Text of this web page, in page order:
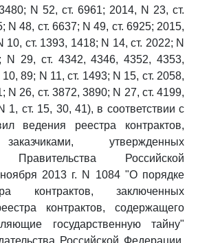
N 52, ст. 6961; 2014, N 23, ст.
N 48, ст. 6637; N 49, ст. 6925; 2015,
10, ст. 1393, 1418; N 14, ст. 2022; N
N 29, ст. 4342, 4346, 4352, 4353,
89; N 11, ст. 1493; N 15, ст. 2058,
N 26, ст. 3872, 3890; N 27, ст. 4199,
1, ст. 15, 30, 41), в соответствии с
ведения реестра контрактов,
утвержденных
Правительства Российской
2013 г. N 1084 "О порядке
контрактов, заключенных
контрактов, содержащего
государственную тайну"
Российской Федерации,